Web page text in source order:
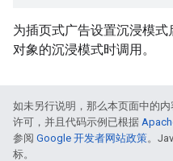
为插页式广告设置沉浸模
对象的沉浸模式时调用。
如未另行说明，那么本页面中的
许可，并且代码示例已根据
参阅 Google 开发者网站政策。
标。